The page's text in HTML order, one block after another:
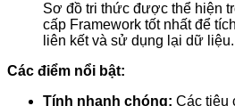
Sơ đồ tri thức được thể hiện
cấp Framework tốt nhất để
liên kết và sử dụng lại dữ liệu.
Các điểm nổi bật:
Tính nhanh chóng: Các tiêu